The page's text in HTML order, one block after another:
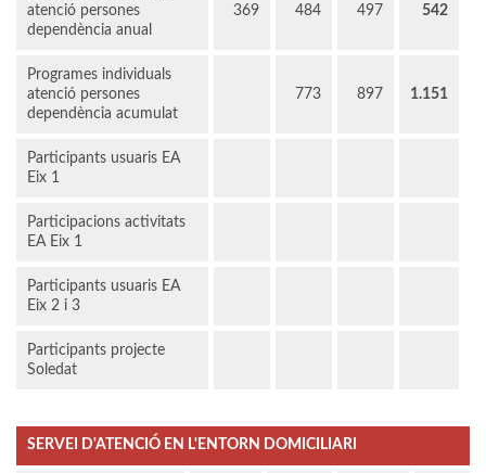
atenció persones
dependència anual
369 484 497 542
Programes individuals
atenció persones
dependència acumulat
773 897 1.151
Participants usuaris EA
Eix 1
Participacions activitats
EA Eix 1
Participants usuaris EA
Eix 2 i 3
Participants projecte
Soledat
SERVEI D'ATENCIÓ EN L'ENTORN DOMICILIARI